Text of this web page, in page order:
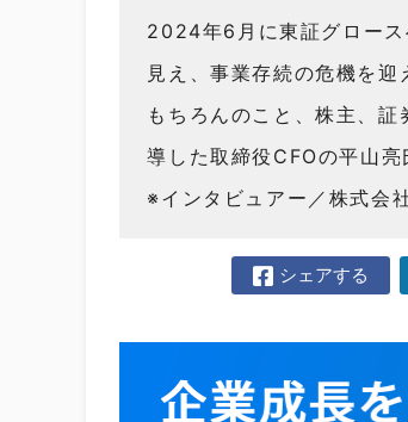
2024年6月に東証グロース
見え、事業存続の危機を
もちろんのこと、株主、
導した取締役CFOの平山
※インタビュアー／株式
シェアする